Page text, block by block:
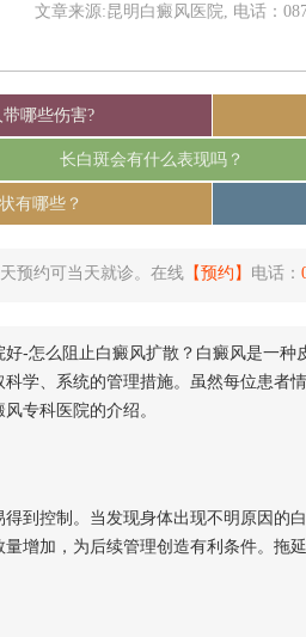
文章来源:昆明白癜风医院, 电话：
哪些伤害?
长白斑会有什么表现吗？
有哪些？
预约可当天就诊。在线 【预约】 电话：
怎么阻止白癜风扩散？白癜风是一种
学、系统的管理措施。虽然每位患者
专科医院的介绍。
控制。当发现身体出现不明原因的
增加，为后续管理创造有利条件。拖